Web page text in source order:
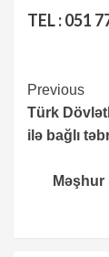
TEL : 051
Previous
Türk
ilə bağlı
Məşhur